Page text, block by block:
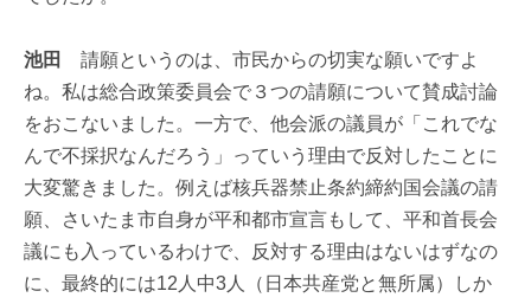
池田
請願というのは、市民からの切実な願いですよ
ね。私は総合政策委員会で３つの請願について賛成討論
をおこないました。一方で、他会派の議員が「これでな
んで不採択なんだろう」っていう理由で反対したことに
大変驚きました。例えば核兵器禁止条約締約国会議の請
願、さいたま市自身が平和都市宣言もして、平和首長会
議にも入っているわけで、反対する理由はないはずなの
に、最終的には12人中3人（日本共産党と無所属）しか